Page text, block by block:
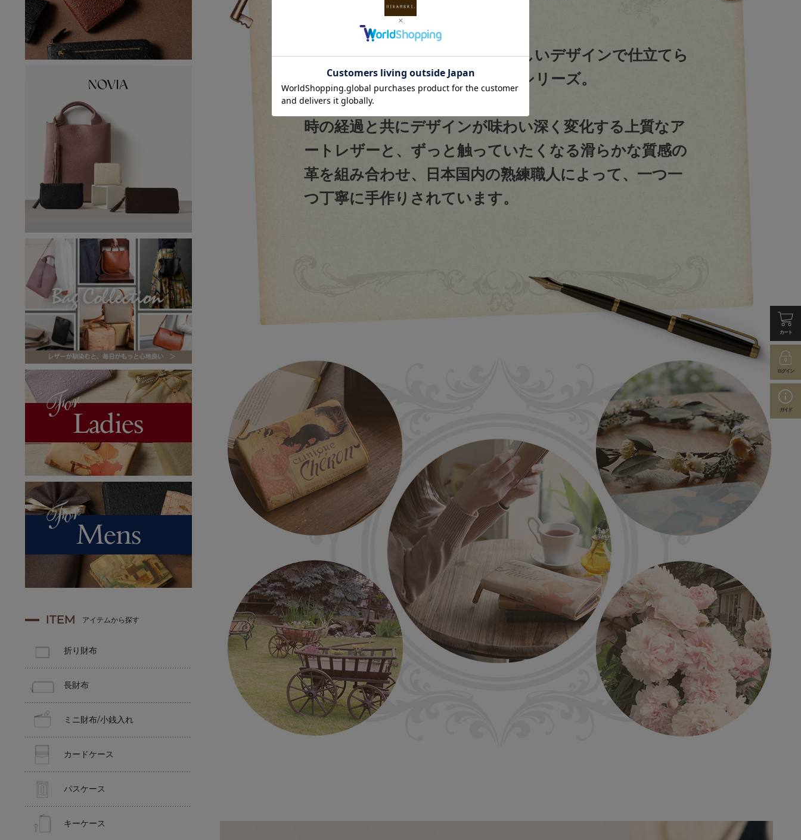
ITEM アイテムから探す
折り財布
長財布
ミニ財布/小銭入れ
カードケース
パスケース
キーケース
柔らかくしなやかなレザーと優しいデザインで仕立てら
れた、癒したっぷりなラウンドシリーズ。
時の経過と共にデザインが味わい深く変化する上質なア
ートレザーと、ずっと触っていたくなる滑らかな質感の
革を組み合わせ、日本国内の熟練職人によって、一つ一
つ丁寧に手作りされています。
カート
ログイン
ガイド